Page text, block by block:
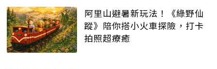
阿里山避暑新玩法！《綠野仙
蹤》陪你搭小火車探險，打卡
拍照超療癒